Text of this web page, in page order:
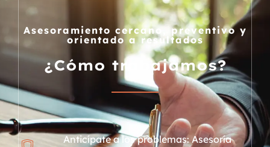
Asesoramiento cercano, preventivo y
orientado a resultados
¿Cómo trabajamos?
Anticípate a los problemas: Asesoría